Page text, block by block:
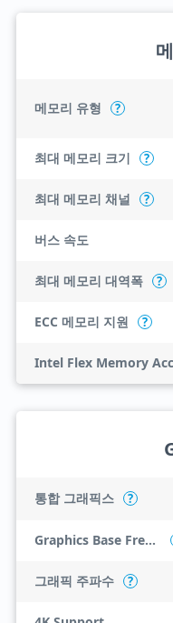
메모리 유형 ?
최대 메모리 크기 ?
최대 메모리 채널 ?
버스 속도
최대 메모리 대역폭 ?
ECC 메모리 지원 ?
통합 그래픽스 ?
Graphics Base Frequency
그래픽 주파수 ?